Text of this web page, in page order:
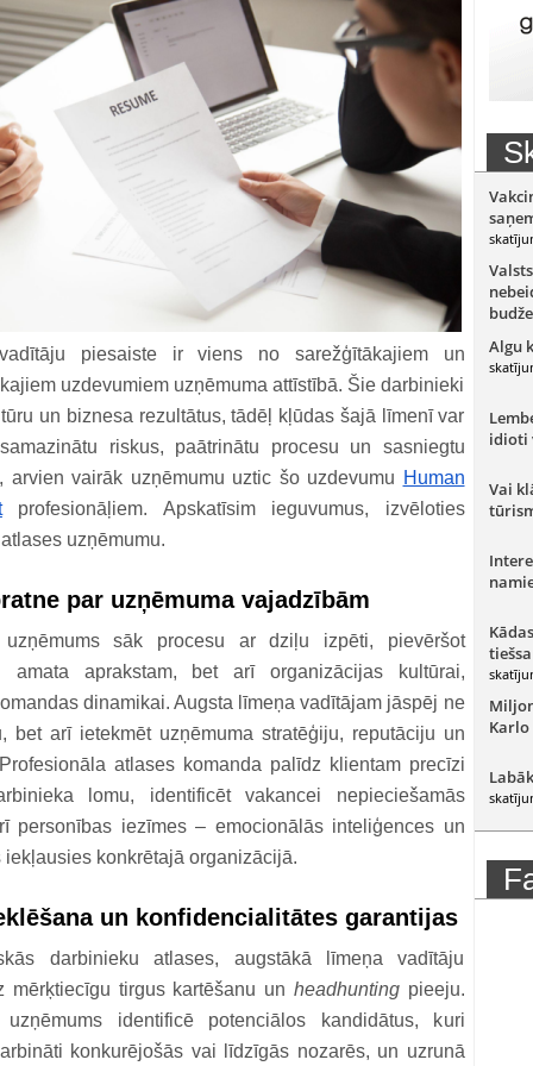
piesaiste ir viens no sarežģītākajiem un
uzdevumiem uzņēmuma attīstībā. Šie darbinieki
un biznesa rezultātus, tādēļ kļūdas šajā līmenī var
riskus, paātrinātu procesu un sasniegtu
arvien vairāk uzņēmumu uztic šo uzdevumu Human
profesionāļiem. Apskatīsim ieguvumus, izvēloties
uzņēmumu.
par uzņēmuma vajadzībām
uzņēmums sāk procesu ar dziļu izpēti, pievēršot
amata aprakstam, bet arī organizācijas kultūrai,
dinamikai. Augsta līmeņa vadītājam jāspēj ne
bet arī ietekmēt uzņēmuma stratēģiju, reputāciju un
atlases komanda palīdz klientam precīzi
lomu, identificēt vakancei nepieciešamās
personības iezīmes – emocionālās inteliģences un
konkrētajā organizācijā.
un konfidencialitātes garantijas
darbinieku atlases, augstākā līmeņa vadītāju
mērķtiecīgu tirgus kartēšanu un headhuntingpieeju.
identificē potenciālos kandidātus, kuri
konkurējošās vai līdzīgās nozarēs, un uzrunā
Algu
idioti
Vai
Karlo